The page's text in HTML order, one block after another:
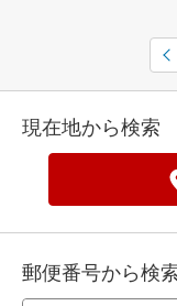
現在地から検索
郵便番号から検